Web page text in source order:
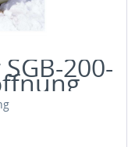
200-